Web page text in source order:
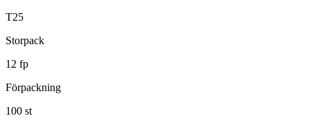
T25
Storpack
12 fp
Förpackning
100 st